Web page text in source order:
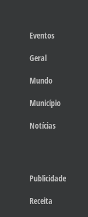
Eventos
Geral
Mundo
Município
Notícias
Publicidade
Receita